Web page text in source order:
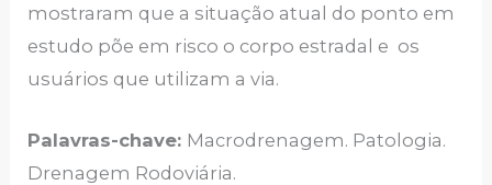
mostraram que a situação atual do ponto em
estudo põe em risco o corpo estradal e os
usuários que utilizam a via.
Palavras-chave: Macrodrenagem. Patologia.
Drenagem Rodoviária.